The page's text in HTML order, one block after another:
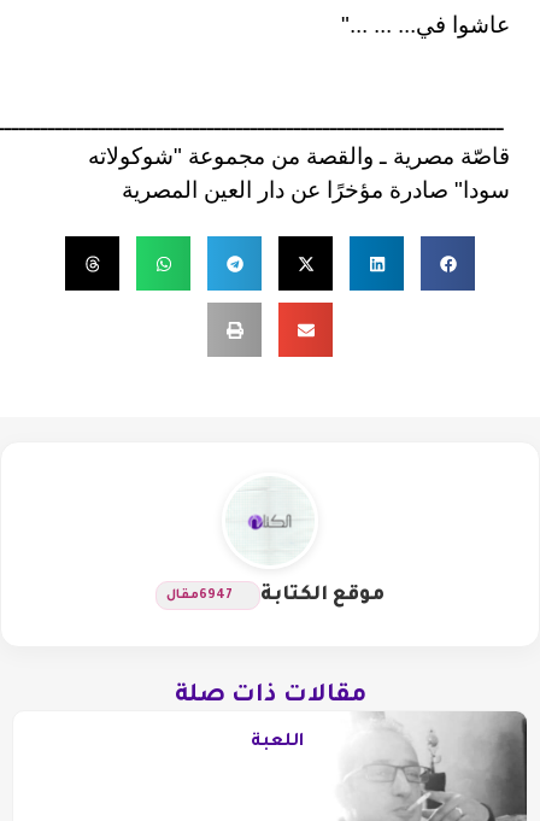
عاشوا في... ... ..."
قاصّة مصرية ـ والقصة من مجموعة "شوكولاته
سودا" صادرة مؤخرًا عن دار العين المصرية
موقع الكتابة 6947مقال
مقالات ذات صلة
اللعبة